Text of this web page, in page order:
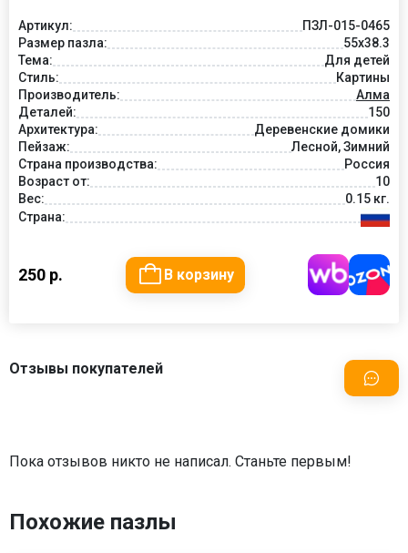
Артикул:
ПЗЛ-015-0465
Размер пазла:
55х38.3
Тема:
Для детей
Стиль:
Картины
Производитель:
Алма
Деталей:
150
Архитектура:
Деревенские домики
Пейзаж:
Лесной, Зимний
Страна производства:
Россия
Возраст от:
10
Вес:
0.15 кг.
Страна:
250 р. В корзину
Отзывы покупателей
Пока отзывов никто не написал. Станьте первым!
Похожие пазлы